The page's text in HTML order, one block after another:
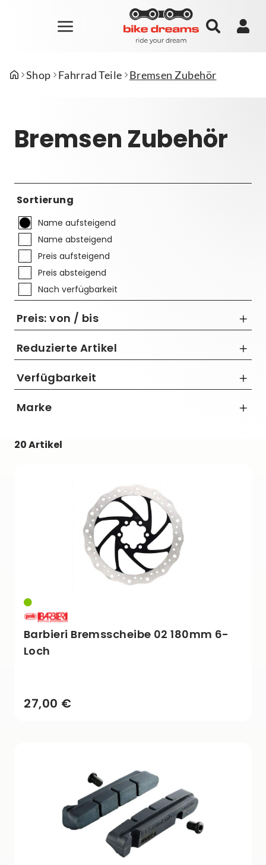
Shop Fahrrad Teile Bremsen Zubehör
Bremsen Zubehör
Sortierung
Name aufsteigend
Name absteigend
Preis aufsteigend
Preis absteigend
Nach verfügbarkeit
Preis: von / bis
Reduzierte Artikel
Nur Reduzierte Artikel anzeigen
Verfügbarkeit
Marke
Shimano
20 Artikel
Barbieri Bremsscheibe 02 180mm 6-
Loch
27,00 €